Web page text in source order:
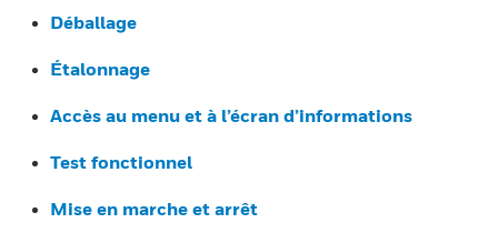
Déballage
Étalonnage
Accès au menu et à l’écran d’informations
Test fonctionnel
Mise en marche et arrêt